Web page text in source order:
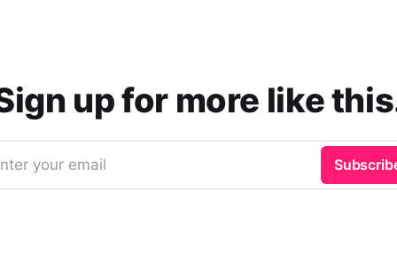
up for more like
your email